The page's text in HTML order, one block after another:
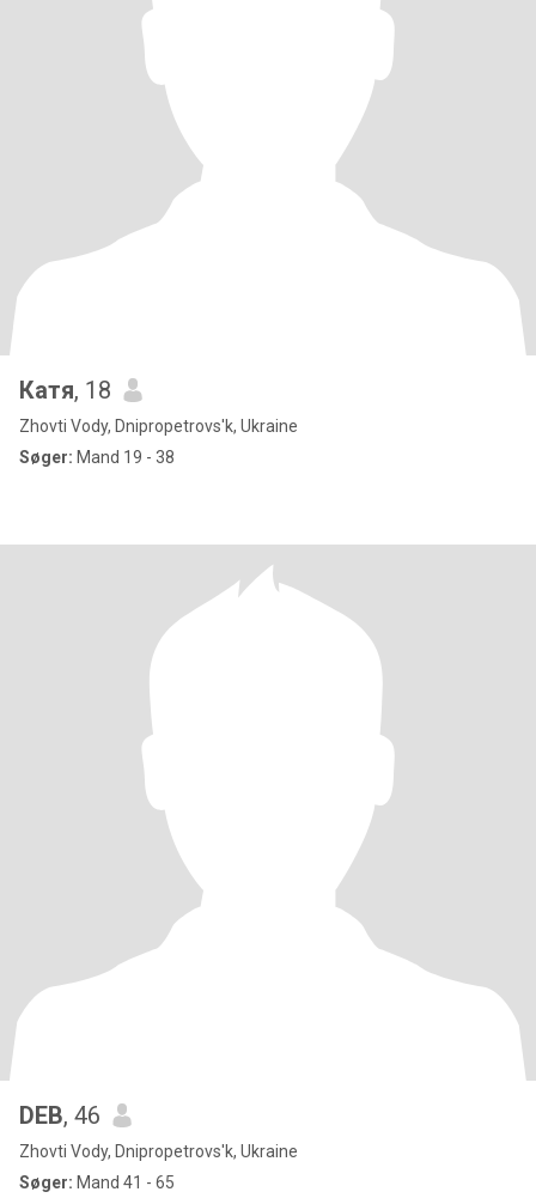
Катя, 18
Zhovti Vody, Dnipropetrovs'k, Ukraine
Søger: Mand 19 - 38
DEB, 46
Zhovti Vody, Dnipropetrovs'k, Ukraine
Søger: Mand 41 - 65